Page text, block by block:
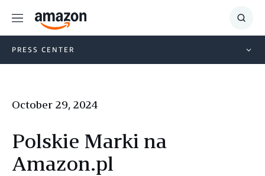
Menu
Show
PRESS CENTER
October 29, 2024
Polskie Marki na
Amazon.pl